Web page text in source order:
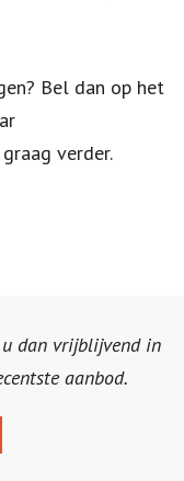
Bel dan op het
verder.
dan vrijblijvend in
aanbod.